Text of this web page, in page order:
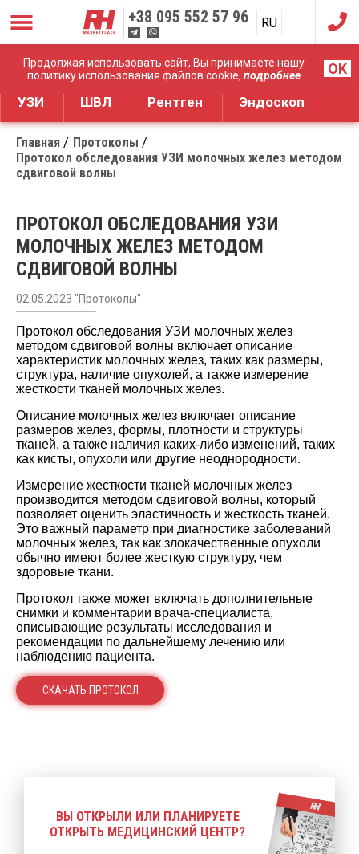
Продолжая использовать сайт, Вы принимаете нашу
политику использования файлов cookie, подробнее OK
+38 095 552 57 96 RU
UA
Дистрибуция медицинского оборудования
УЗИ ШВЛ Рентген Эндоскоп
Главная
Протоколы
Протокол обследования УЗИ молочных желез методом
сдвиговой волны
ПРОТОКОЛ ОБСЛЕДОВАНИЯ УЗИ
МОЛОЧНЫХ ЖЕЛЕЗ МЕТОДОМ
СДВИГОВОЙ ВОЛНЫ
02.05.2023 "Протоколы"
Протокол обследования УЗИ молочных желез
методом сдвиговой волны включает описание
характеристик молочных желез, таких как размеры,
структура, наличие опухолей, а также измерение
жесткости тканей молочных желез.
Описание молочных желез включает описание
размеров желез, формы, плотности и структуры
тканей, а также наличия каких-либо изменений, таких
как кисты, опухоли или другие неоднородности.
Измерение жесткости тканей молочных желез
производится методом сдвиговой волны, который
позволяет оценить эластичность и жесткость тканей.
Это важный параметр при диагностике заболеваний
молочных желез, так как злокачественные опухоли
обычно имеют более жесткую структуру, чем
здоровые ткани.
Протокол также может включать дополнительные
снимки и комментарии врача-специалиста,
описывающие результаты исследования и
рекомендации по дальнейшему лечению или
наблюдению пациента.
СКАЧАТЬ ПРОТОКОЛ
ВЫ ОТКРЫЛИ ИЛИ ПЛАНИРУЕТЕ
ОТКРЫТЬ МЕДИЦИНСКИЙ ЦЕНТР?